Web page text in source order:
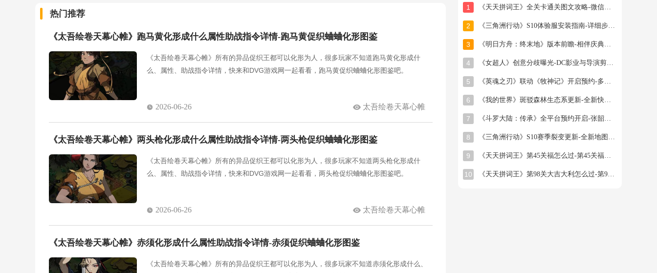
热门推荐
《太吾绘卷天幕心帷》跑马黄化形成什么属性助战指令详情-跑马黄促织蛐蛐化形图鉴
《太吾绘卷天幕心帷》所有的异品促织王都可以化形为人，很多玩家不知道跑马黄化形成什
么、属性、助战指令详情，快来和DVG游戏网一起看看，跑马黄促织蛐蛐化形图鉴吧。
2026-06-26 太吾绘卷天幕心帷
《太吾绘卷天幕心帷》两头枪化形成什么属性助战指令详情-两头枪促织蛐蛐化形图鉴
《太吾绘卷天幕心帷》所有的异品促织王都可以化形为人，很多玩家不知道两头枪化形成什
么、属性、助战指令详情，快来和DVG游戏网一起看看，两头枪促织蛐蛐化形图鉴吧。
2026-06-26 太吾绘卷天幕心帷
《太吾绘卷天幕心帷》赤须化形成什么属性助战指令详情-赤须促织蛐蛐化形图鉴
《太吾绘卷天幕心帷》所有的异品促织王都可以化形为人，很多玩家不知道赤须化形成什么、
1 《天天拼词王》全关卡通关图文攻略-微信小游戏最新最全关卡通关图文攻略
2 《三角洲行动》S10体验服安装指南-详细步骤与注意事项
3 《明日方舟：终末地》版本前瞻-相伴庆典与新干员登场
4 《女超人》创意分歧曝光-DC影业与导演剪辑之争
5 《英魂之刃》联动《牧神记》开启预约-多款旧皮返场半价星陨龙坐骑限时秒杀
6 《我的世界》斑驳森林生态系更新-全新快照版本抢先体验开启
7 《斗罗大陆：传承》全平台预约开启-张韶涵领衔邀你破茧成神
8 《三角洲行动》S10赛季裂变更新-全新地图首领与联动福利
9 《天天拼词王》第45关福怎么过-第45关福找出16个常用字图文攻略
10 《天天拼词王》第98关大吉大利怎么过-第98关大吉大利找出26个常用字图文攻略